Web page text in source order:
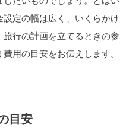
定の幅は広く、いくらかけ
行の計画を立てるときの参
用の目安をお伝えします。
目安